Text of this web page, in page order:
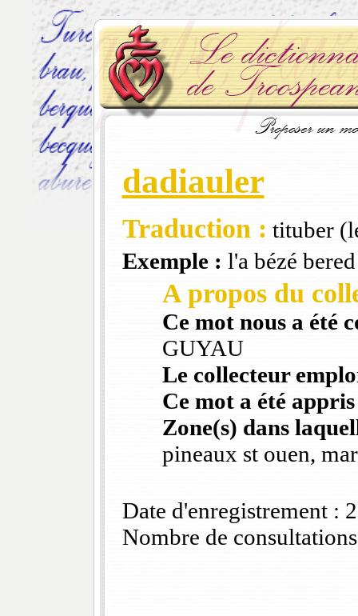
dadiauler
Traduction : tituber
Exemple : l'a bézé
A propos du
Ce mot nous a été
GUYAU
Le collecteur
Ce mot a été
Zone(s) dans
pineaux st ouen,
Date d'enregistrement :
Nombre de